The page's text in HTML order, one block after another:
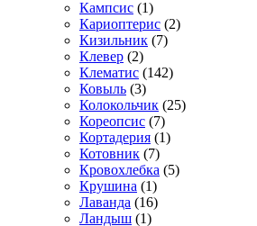
Кампсис (1)
Кариоптерис (2)
Кизильник (7)
Клевер (2)
Клематис (142)
Ковыль (3)
Колокольчик (25)
Кореопсис (7)
Кортадерия (1)
Котовник (7)
Кровохлебка (5)
Крушина (1)
Лаванда (16)
Ландыш (1)